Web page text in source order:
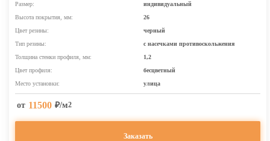
Размер:
индивидуальный
Высота покрытия, мм:
26
Цвет резины:
черный
Тип резины:
с насечками противоскольжения
Толщина стенки профиля, мм:
1,2
Цвет профиля:
бесцветный
Место установки:
улица
от 11500 ₽/м2
Заказать